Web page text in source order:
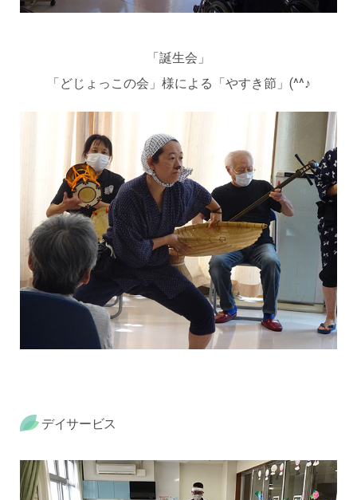
「誕生会」
「どじょっこの会」様による「やすき節」(^^♪
デイサービス